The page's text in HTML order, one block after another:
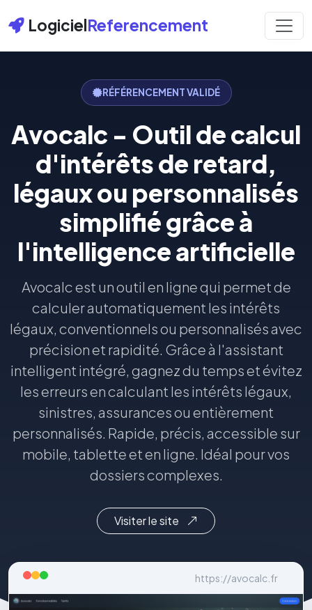
LogicielReferencement
RÉFÉRENCEMENT VALIDÉ
Avocalc - Outil de calcul
d'intérêts de retard,
légaux ou personnalisés
simplifié grâce à
l'intelligence artificielle
Avocalc est un outil en ligne qui permet de
calculer automatiquement les intérêts
légaux, conventionnels ou personnalisés avec
précision et rapidité. Grâce à l'assistant
intelligent intégré, gagnez du temps et évitez
les erreurs en calculant les intérêts légaux,
sinistres, assurances ou entièrement
personnalisés. Rapide, précis, accessible sur
mobile, tablette et en ligne. Idéal pour vos
dossiers complexes.
Visiter le site
https://avocalc.fr